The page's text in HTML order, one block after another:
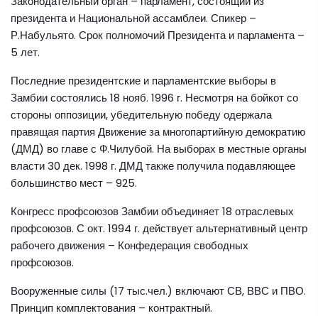
президента и Национальной ассамблеи. Спикер –
Р.Набульято. Срок полномочий Президента и парламента –
5 лет.
Последние президентские и парламентские выборы в
Замбии состоялись 18 нояб. 1996 г. Несмотря на бойкот со
стороны оппозиции, убедительную победу одержала
правящая партия Движение за многопартийную демократию
(ДМД) во главе с Ф.Чилубой. На выборах в местные органы
власти 30 дек. 1998 г. ДМД также получила подавляющее
большинство мест – 925.
Конгресс профсоюзов Замбии объединяет 18 отраслевых
профсоюзов. С окт. 1994 г. действует альтернативный центр
рабочего движения – Конфедерация свободных
профсоюзов.
Вооруженные силы (17 тыс.чел.) включают СВ, ВВС и ПВО.
Принцип комплектования – контрактный.